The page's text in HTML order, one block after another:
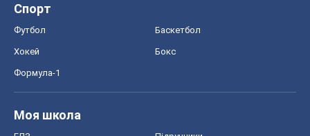
Спорт
Футбол Баскетбол
Хокей Бокс
Формула-1
Моя школа